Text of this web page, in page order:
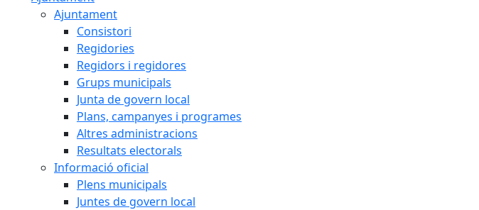
Ajuntament
Consistori
Regidories
Regidors i regidores
Grups municipals
Junta de govern local
Plans, campanyes i programes
Altres administracions
Resultats electorals
Informació oficial
Plens municipals
Juntes de govern local